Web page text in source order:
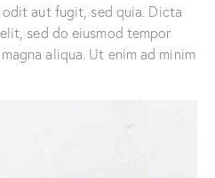
aut fugit, sed quia. Dicta
sed do eiusmod tempor
aliqua. Ut enim ad minim